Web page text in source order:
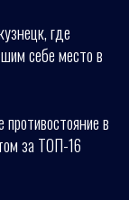
где
себе место в
в
за ТОП-16